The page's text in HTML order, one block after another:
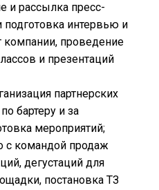
и рассылка пресс-
подготовка интервью и
компании, проведение
и презентаций
партнерских
бартеру и за
мероприятий;
с командой продаж
дегустаций для
постановка ТЗ